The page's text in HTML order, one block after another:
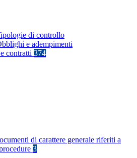
di controllo
e adempimenti
contratti 374
di carattere generale riferiti a
3